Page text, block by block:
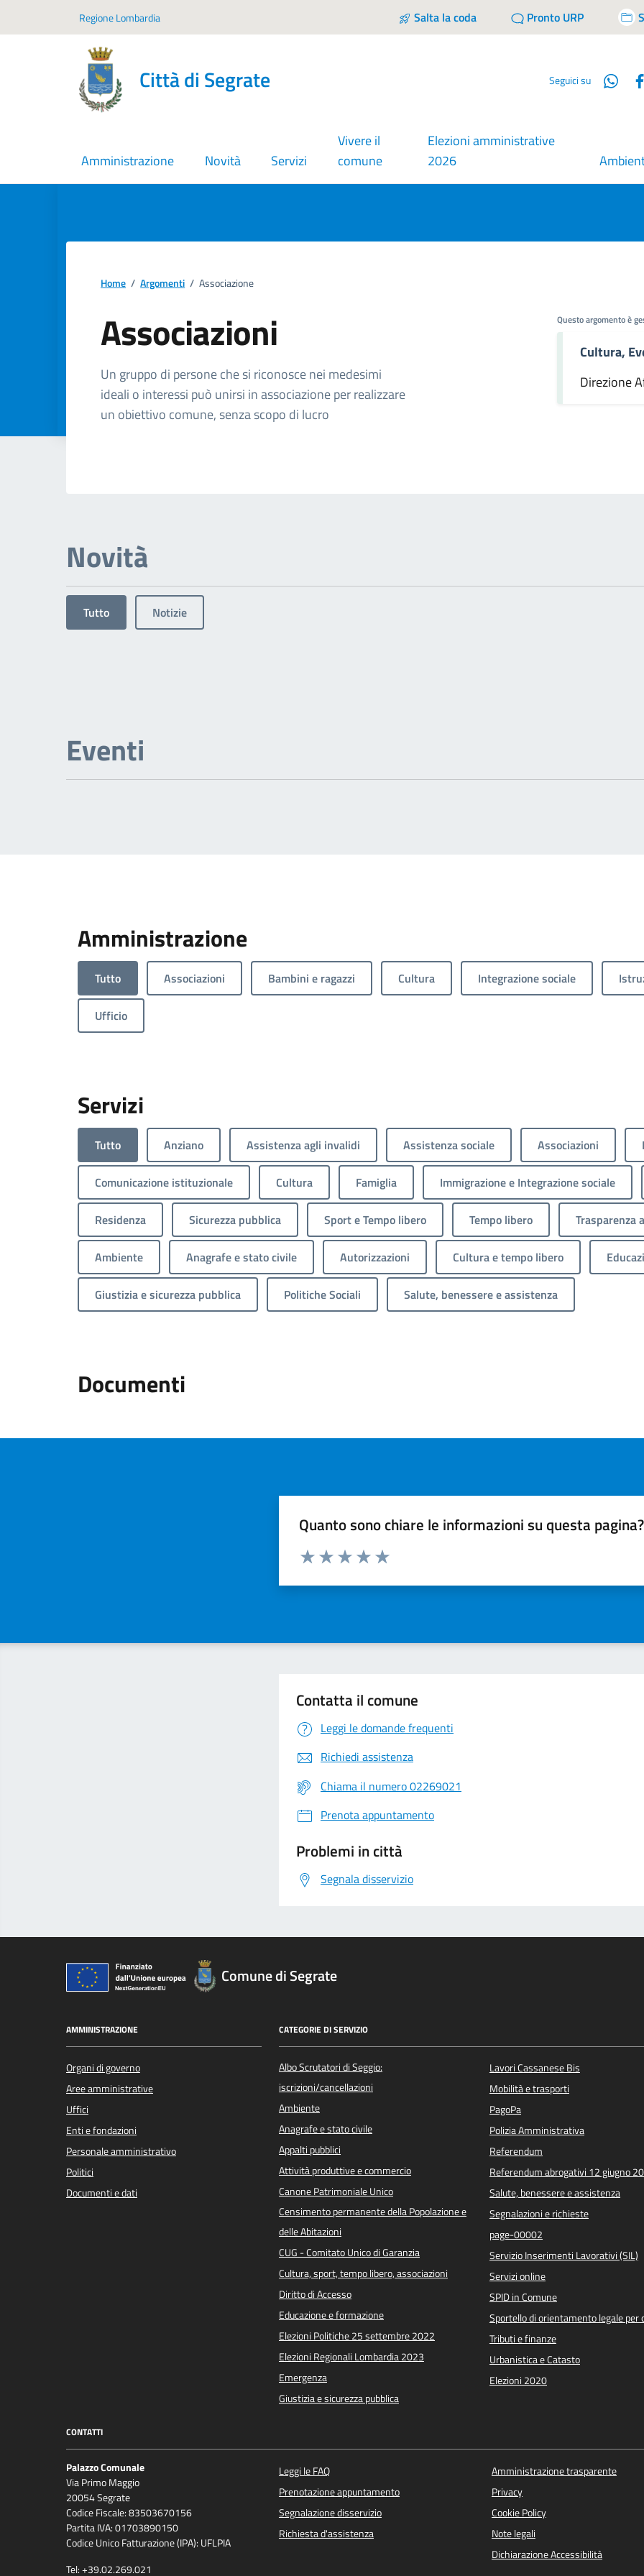
Regione Lombardia Salta la coda Pronto URP
Città di Segrate Seguici su
Amministrazione Novità Servizi
Vivere il
comune
Elezioni amministrative
2026
Home / Argomenti / Associazione
Associazioni
Dettagli dell'argomento
Un gruppo di persone che si riconosce nei medesimi
ideali o interessi può unirsi in associazione per realizzare
un obiettivo comune, senza scopo di lucro
Questo argomento è
Cultura,
Direzione
Novità
Tutto Notizie
Eventi
Amministrazione
Tutto Associazioni Bambini e ragazzi Cultura Integrazione sociale
Ufficio
Servizi
Tutto Anziano Assistenza agli invalidi Assistenza sociale Associazioni
Comunicazione istituzionale Cultura Famiglia Immigrazione e Integrazione sociale
Residenza Sicurezza pubblica Sport e Tempo libero Tempo libero Trasparenza
Ambiente Anagrafe e stato civile Autorizzazioni Cultura e tempo libero
Giustizia e sicurezza pubblica Politiche Sociali Salute, benessere e assistenza
Documenti
Quanto sono chiare le informazioni su questa pagina?
Valuta da 1 a 5 stelle la pagina
Contatta il comune
Leggi le domande frequenti
Richiedi assistenza
Chiama il numero 02269021
Prenota appuntamento
Problemi in città
Segnala disservizio
Comune di Segrate
AMMINISTRAZIONE
Organi di governo
Aree amministrative
Uffici
Enti e fondazioni
Personale amministrativo
Politici
Documenti e dati
CATEGORIE DI SERVIZIO
Albo Scrutatori di Seggio:
iscrizioni/cancellazioni
Ambiente
Anagrafe e stato civile
Appalti pubblici
Attività produttive e commercio
Canone Patrimoniale Unico
Censimento permanente della Popolazione e
delle Abitazioni
CUG - Comitato Unico di Garanzia
Cultura, sport, tempo libero, associazioni
Diritto di Accesso
Educazione e formazione
Elezioni Politiche 25 settembre 2022
Elezioni Regionali Lombardia 2023
Emergenza
Giustizia e sicurezza pubblica
Lavori Cassanese Bis
Mobilità e trasporti
PagoPa
Polizia Amministrativa
Referendum
Referendum abrogativi 12 giugno
Salute, benessere e assistenza
Segnalazioni e richieste
page-00002
Servizio Inserimenti Lavorativi (SIL)
Servizi online
SPID in Comune
Sportello di orientamento legale per
Tributi e finanze
Urbanistica e Catasto
Elezioni 2020
CONTATTI
Palazzo Comunale
Via Primo Maggio
20054 Segrate
Codice Fiscale: 83503670156
Partita IVA: 01703890150
Codice Unico Fatturazione (IPA): UFLPIA
Tel: +39.02.269.021
Leggi le FAQ
Prenotazione appuntamento
Segnalazione disservizio
Richiesta d'assistenza
Amministrazione trasparente
Privacy
Cookie Policy
Note legali
Dichiarazione Accessibilità